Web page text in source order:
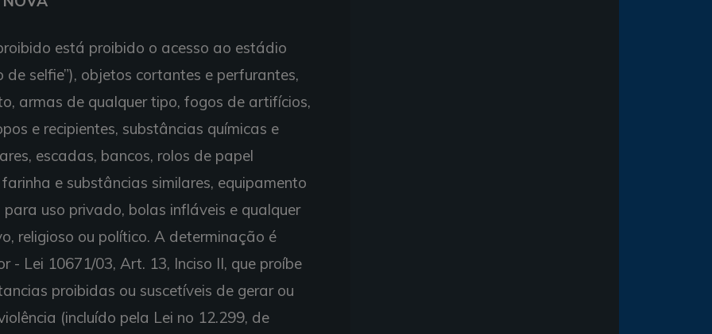
está proibido o acesso ao estádio
selfie”), objetos cortantes e perfurantes,
armas de qualquer tipo, fogos de artifícios,
e recipientes, substâncias químicas e
escadas, bancos, rolos de papel
e substâncias similares, equipamento
uso privado, bolas infláveis e qualquer
religioso ou político. A determinação é
Lei 10671/03, Art. 13, Inciso II, que proíbe
proibidas ou suscetíveis de gerar ou
(incluído pela Lei no 12.299, de